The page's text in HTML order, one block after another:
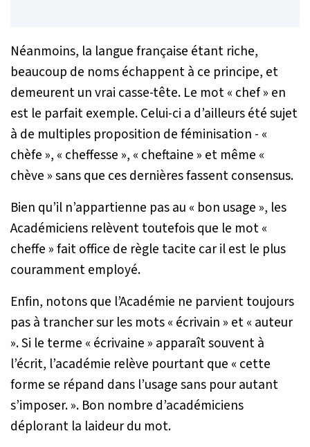
Néanmoins, la langue française étant riche,
beaucoup de noms échappent à ce principe, et
demeurent un vrai casse-tête. Le mot « chef » en
est le parfait exemple. Celui-ci a d’ailleurs été sujet
à de multiples proposition de féminisation - «
chèfe », « cheffesse », « cheftaine » et même «
chève » sans que ces dernières fassent consensus.
Bien qu’il n’appartienne pas au « bon usage », les
Académiciens relèvent toutefois que le mot «
cheffe » fait office de règle tacite car il est le plus
couramment employé.
Enfin, notons que l’Académie ne parvient toujours
pas à trancher sur les mots « écrivain » et « auteur
». Si le terme « écrivaine » apparaît souvent à
l’écrit, l’académie relève pourtant que « cette
forme se répand dans l’usage sans pour autant
s’imposer.». Bon nombre d’académiciens
déplorant la laideur du mot.